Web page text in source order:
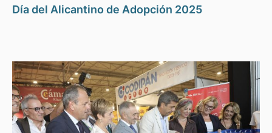
Día del Alicantino de Adopción 2025